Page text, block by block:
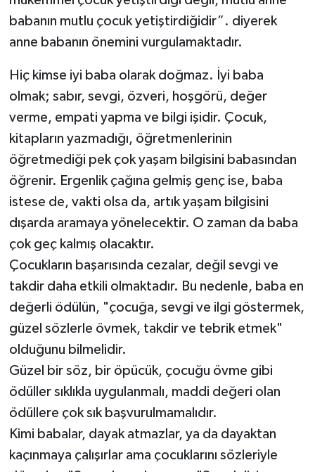
babanın mutlu çocuk yetiştirdiğidir”. diyerek
anne babanın önemini vurgulamaktadır.
Hiç kimse iyi baba olarak doğmaz. İyi baba
olmak; sabır, sevgi, özveri, hoşgörü, değer
verme, empati yapma ve bilgi işidir. Çocuk,
kitapların yazmadığı, öğretmenlerinin
öğretmediği pek çok yaşam bilgisini babasından
öğrenir. Ergenlik çağına gelmiş genç ise, baba
istese de, vakti olsa da, artık yaşam bilgisini
dışarda aramaya yönelecektir. O zaman da baba
çok geç kalmış olacaktır.
Çocukların başarısında cezalar, değil sevgi ve
takdir daha etkili olmaktadır. Bu nedenle, baba en
değerli ödülün, "çocuğa, sevgi ve ilgi göstermek,
güzel sözlerle övmek, takdir ve tebrik etmek"
olduğunu bilmelidir.
Güzel bir söz, bir öpücük, çocuğu övme gibi
ödüller sıklıkla uygulanmalı, maddi değeri olan
ödüllere çok sık başvurulmamalıdır.
Kimi babalar, dayak atmazlar, ya da dayaktan
kaçınmaya çalışırlar ama çocuklarını sözleriyle